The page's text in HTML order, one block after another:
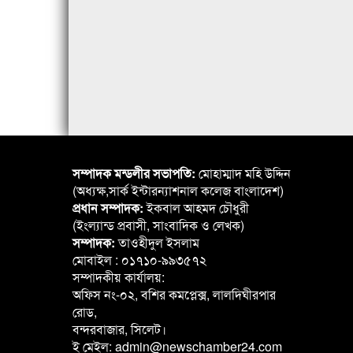
সম্পাদক মন্ডলীর সভাপতি: মোহাম্মাদ মহি উদ্দিন
(অধ্যক্ষ,সার্ক ইন্টারন্যাশনাল কলেজ বাংলাদেশ)
প্রধান সম্পাদক:ইকবাল আহমদ চৌধুরী
(ইংল্যান্ড প্রবাসী, সাংবাদিক ও লেখক)
সম্পাদক:তাওহীদুল ইসলাম
মোবাইল : ০১৭১০-৯৯৩৫৭২
সম্পাদকীয় কার্যালয়:
অফিস নং-০২, বশির কমপ্লেক্স, লালদিঘীরপার
রোড,
বন্দরবাজার, সিলেট।
ই মেইল: admin@newschamber24.com